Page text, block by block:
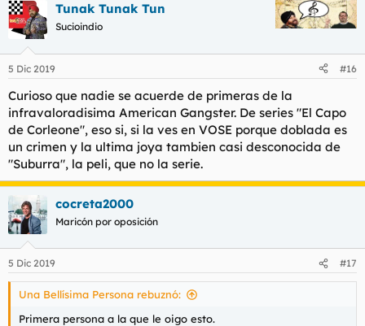
Tunak Tunak Tun
Sucioindio
5 Dic 2019 #16
Curioso que nadie se acuerde de primeras de la
infravaloradisima American Gangster. De series "El Capo
de Corleone", eso si, si la ves en VOSE porque doblada es
un crimen y la ultima joya tambien casi desconocida de
"Suburra", la peli, que no la serie.
cocreta2000
Maricón por oposición
5 Dic 2019 #17
Una Bellísima Persona rebuznó:
Primera persona a la que le oigo esto.